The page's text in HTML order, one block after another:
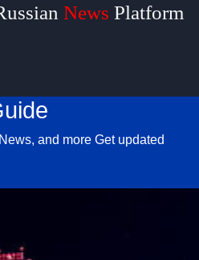
and more Get updated
News Platform